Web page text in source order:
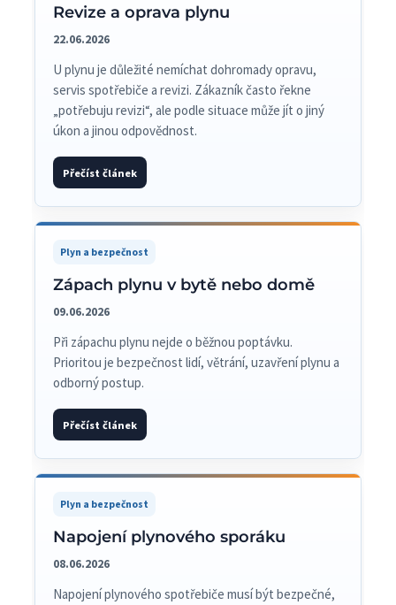
Revize a oprava plynu
22.06.2026
U plynu je důležité nemíchat dohromady opravu,
servis spotřebiče a revizi. Zákazník často řekne
„potřebuju revizi“, ale podle situace může jít o jiný
úkon a jinou odpovědnost.
Přečíst článek
Plyn a bezpečnost
Zápach plynu v bytě nebo domě
09.06.2026
Při zápachu plynu nejde o běžnou poptávku.
Prioritou je bezpečnost lidí, větrání, uzavření plynu a
odborný postup.
Přečíst článek
Plyn a bezpečnost
Napojení plynového sporáku
08.06.2026
Napojení plynového spotřebiče musí být bezpečné,